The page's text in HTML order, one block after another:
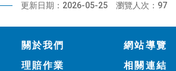
更新日期：2026-05-25 瀏覽人次：97
關於我們
理賠作業
網站導覽
相關連結